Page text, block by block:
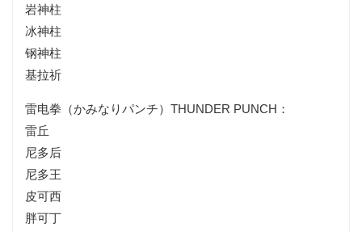
岩神柱
冰神柱
钢神柱
基拉祈
雷电拳（かみなりパンチ）THUNDER PUNCH：
雷丘
尼多后
尼多王
皮可西
胖可丁